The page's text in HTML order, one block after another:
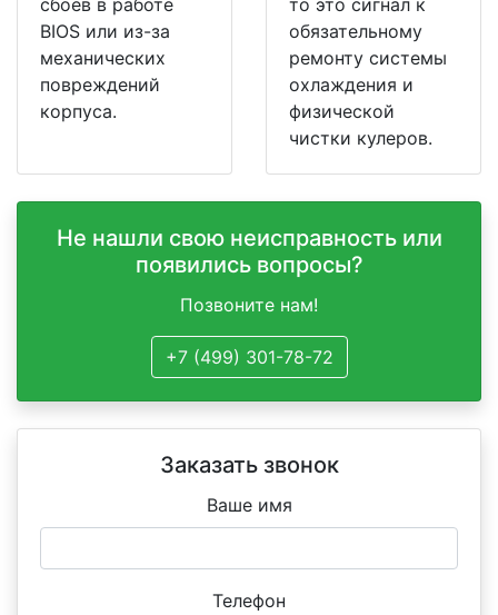
BIOS или из-за
механических
повреждений
корпуса.
обязательному
ремонту системы
охлаждения и
физической
чистки кулеров.
Не нашли свою неисправность или
появились вопросы?
Позвоните нам!
+7 (499) 301-78-72
Заказать звонок
Ваше имя
Телефон